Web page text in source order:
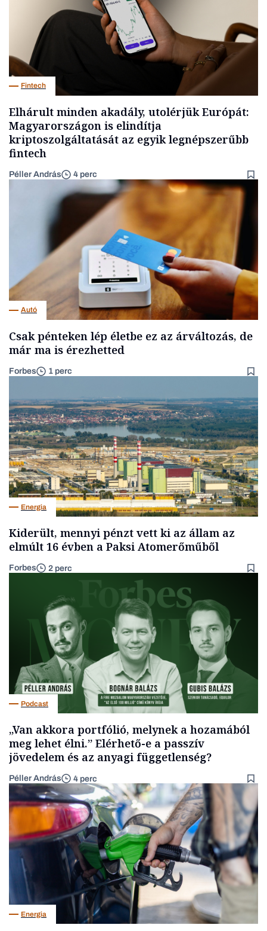
Fintech
Elhárult minden akadály, utolérjük Európát:
Magyarországon is elindítja
kriptoszolgáltatását az egyik legnépszerűbb
fintech
Péller András 4 perc
Autó
Csak pénteken lép életbe ez az árváltozás, de
már ma is érezhetted
Forbes 1 perc
Energia
Kiderült, mennyi pénzt vett ki az állam az
elmúlt 16 évben a Paksi Atomerőműből
Forbes 2 perc
Podcast
„Van akkora portfólió, melynek a hozamából
meg lehet élni.” Elérhető-e a passzív
jövedelem és az anyagi függetlenség?
Péller András 4 perc
Energia